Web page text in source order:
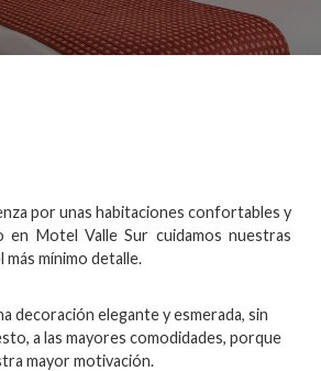
por unas habitaciones confortables y
en Motel Valle Sur cuidamos nuestras
mínimo detalle.
decoración elegante y esmerada, sin
a las mayores comodidades, porque
mayor motivación.